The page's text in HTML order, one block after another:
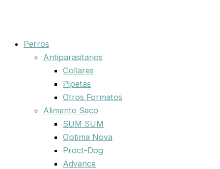
Perros
Antiparasitarios
Collares
Pipetas
Otros Formatos
Alimento Seco
SUM SUM
Optima Nova
Proct-Dog
Advance